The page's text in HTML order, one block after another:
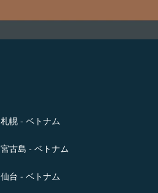
札幌 - ベトナム
宮古島 - ベトナム
仙台 - ベトナム